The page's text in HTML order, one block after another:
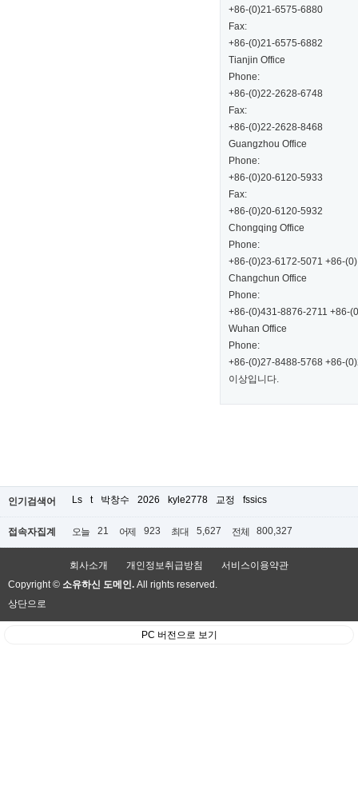
+86-(0)21-6575-6880
Fax:
+86-(0)21-6575-6882
Tianjin Office
Phone:
+86-(0)22-2628-6748
Fax:
+86-(0)22-2628-8468
Guangzhou Office
Phone:
+86-(0)20-6120-5933
Fax:
+86-(0)20-6120-5932
Chongqing Office
Phone:
+86-(0)23-6172-5071 +86-
Changchun Office
Phone:
+86-(0)431-8876-2711 +86-
Wuhan Office
Phone:
+86-(0)27-8488-5768 +86-
이상입니다.
인기검색어 Ls t 박창수 2026 kyle2778 교정 fssics
접속자집계 오늘 21 어제 923 최대 5,627 전체 800,327
회사소개 개인정보취급방침
서비스이용약관
Copyright © 소유하신 도메인. All rights reserved.
상단으로
PC 버전으로 보기